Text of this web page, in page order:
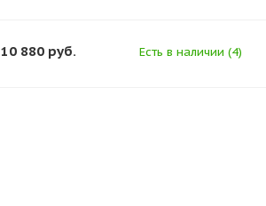
10 880 руб. Есть в наличии (4)